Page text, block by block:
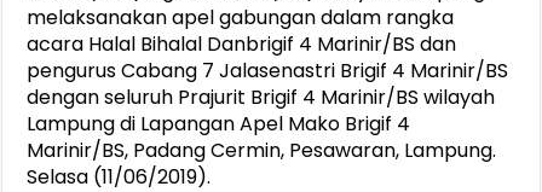
melaksanakan apel gabungan dalam rangka
acara Halal Bihalal Danbrigif 4 Marinir/BS dan
pengurus Cabang 7 Jalasenastri Brigif 4 Marinir/BS
dengan seluruh Prajurit Brigif 4 Marinir/BS wilayah
Lampung di Lapangan Apel Mako Brigif 4
Marinir/BS, Padang Cermin, Pesawaran, Lampung.
Selasa (11/06/2019).